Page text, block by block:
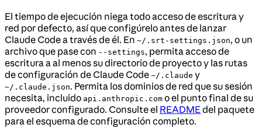
El tiempo de ejecución niega todo acceso de escritura y
red por defecto, así que configúrelo antes de lanzar
Claude Code a través de él. En ~/.srt-settings.json, o un
archivo que pase con --settings, permita acceso de
escritura a al menos su directorio de proyecto y las rutas
de configuración de Claude Code ~/.claude y
~/.claude.json. Permita los dominios de red que su sesión
necesita, incluido api.anthropic.com o el punto final de su
proveedor configurado. Consulte el READMEdel paquete
para el esquema de configuración completo.